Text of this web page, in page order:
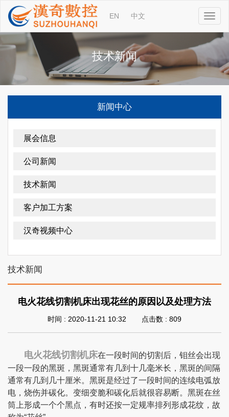
EN 中文
技术新闻
新闻中心
展会信息
公司新闻
技术新闻
客户加工方案
汉奇视频中心
技术新闻
电火花线切割机床出现花丝的原因以及处理方法
时间 : 2020-11-21 10:32 点击数 : 809
电火花线切割机床在一段时间的切割后，钼丝会出现
一段一段的黑斑，黑斑通常有几到十几毫米长，黑斑的间隔
通常有几到几十厘米。黑斑是经过了一段时间的连续电弧放
电，烧伤并碳化。变细变脆和碳化后就很容易断。黑斑在丝
筒上形成一个个黑点，有时还按一定规率排列形成花纹，故